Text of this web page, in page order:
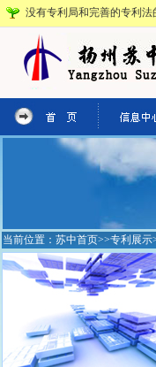
没有专利局和完善的专利
当前位置： 苏中首页>>专利展示